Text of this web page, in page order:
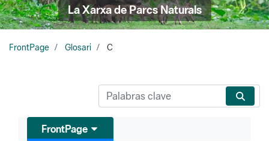
La Xarxa de Parcs Naturals
FrontPage Glosari C
FrontPage